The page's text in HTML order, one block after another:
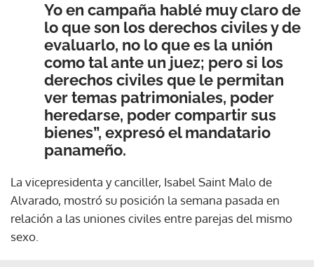
Yo en campaña hablé muy claro de
lo que son los derechos civiles y de
evaluarlo, no lo que es la unión
como tal ante un juez; pero si los
derechos civiles que le permitan
ver temas patrimoniales, poder
heredarse, poder compartir sus
bienes”, expresó el mandatario
panameño.
La vicepresidenta y canciller, Isabel Saint Malo de
Alvarado, mostró su posición la semana pasada en
relación a las uniones civiles entre parejas del mismo
sexo.